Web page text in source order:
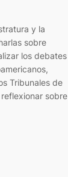
y la
sobre
los debates
Tribunales de
sobre